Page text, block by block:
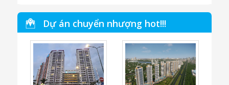
Dự án chuyển nhượng hot!!!